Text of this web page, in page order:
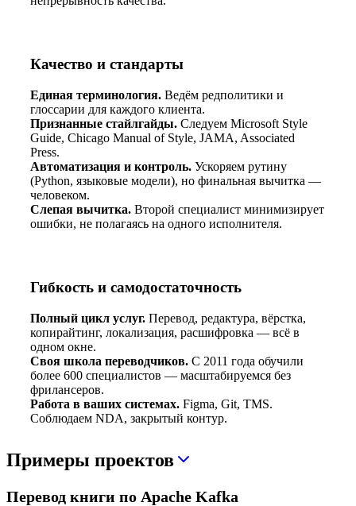
Качество и стандарты
Единая терминология. Ведём редполитики и
глоссарии для каждого клиента.
Признанные стайлгайды. Следуем Microsoft Style
Guide, Chicago Manual of Style, JAMA, Associated
Press.
Автоматизация и контроль. Ускоряем рутину
(Python, языковые модели), но финальная вычитка —
человеком.
Слепая вычитка. Второй специалист минимизирует
ошибки, не полагаясь на одного исполнителя.
Гибкость и самодостаточность
Полный цикл услуг. Перевод, редактура, вёрстка,
копирайтинг, локализация, расшифровка — всё в
одном окне.
Своя школа переводчиков. С 2011 года обучили
более 600 специалистов — масштабируемся без
фрилансеров.
Работа в ваших системах. Figma, Git, TMS.
Соблюдаем NDA, закрытый контур.
Примеры проектов
Перевод книги по Apache Kafka